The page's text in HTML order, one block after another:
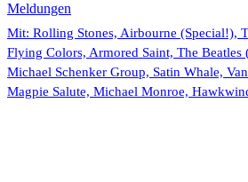
Meldungen
Mit: Rolling Stones, Airbourne (Special!),
Flying Colors, Armored Saint, The Beatles
Michael Schenker Group, Satin Whale,
Magpie Salute, Michael Monroe,